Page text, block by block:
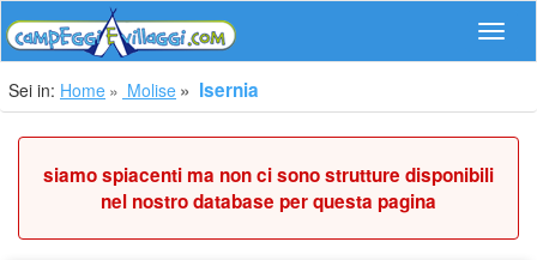
Sei in: Home Molise Isernia
siamo spiacenti ma non ci sono strutture disponibili
nel nostro database per questa pagina